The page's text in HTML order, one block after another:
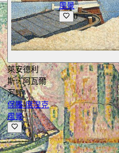
萊安德利
斯，阿瓦爾
河畔
保羅·席涅克
風景
0
風景
0